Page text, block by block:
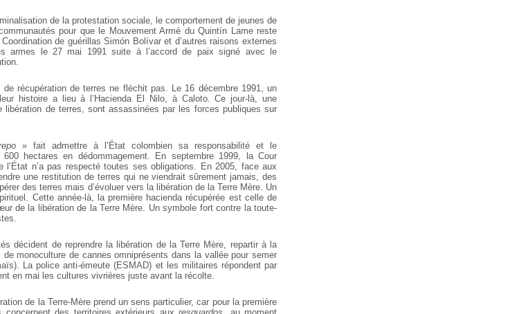
de la protestation sociale, le comportement de jeunes de
pour que le Mouvement Armé du Quintín Lame reste
de guérillas Simón Bolívar et d’autres raisons externes
armes le 27 mai 1991 suite à l’accord de paix signé avec le
récupération de terres ne fléchit pas. Le 16 décembre 1991, un
histoire a lieu à l’Hacienda El Nilo, à Caloto. Ce jour-là, une
de terres, sont assassinées par les forces publiques sur
» fait admettre à l’État colombien sa responsabilité et le
hectares en dédommagement. En septembre 1999, la Cour
l’État n’a pas respecté toutes ses obligations.
En 2005, face aux
une restitution de terres qui ne viendrait sûrement jamais, des
des terres mais d’évoluer vers la libération de la Terre Mère. Un
Cette année-là, la première hacienda récupérée est celle de
de la libération de la Terre Mère. Un symbole fort contre la toute-
décident de reprendre la libération de la Terre Mère, repartir à la
monoculture de cannes omniprésents dans la vallée pour semer
La police anti-émeute (ESMAD) et les militaires répondent par
en mai les cultures vivrières juste avant la récolte.
de la Terre-Mère prend un sens particulier, car pour la première